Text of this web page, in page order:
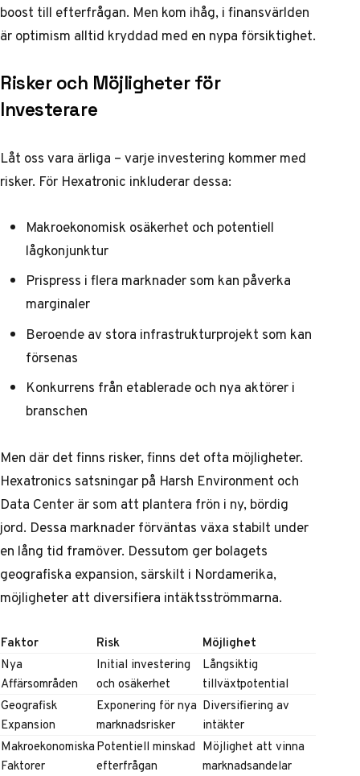
boost till efterfrågan. Men kom ihåg, i finansvärlden
är optimism alltid kryddad med en nypa försiktighet.
Risker och Möjligheter för
Investerare
Låt oss vara ärliga – varje investering kommer med
risker. För Hexatronic inkluderar dessa:
Makroekonomisk osäkerhet och potentiell
lågkonjunktur
Prispress i flera marknader som kan påverka
marginaler
Beroende av stora infrastrukturprojekt som kan
försenas
Konkurrens från etablerade och nya aktörer i
branschen
Men där det finns risker, finns det ofta möjligheter.
Hexatronics satsningar på Harsh Environment och
Data Center är som att plantera frön i ny, bördig
jord. Dessa marknader förväntas växa stabilt under
en lång tid framöver. Dessutom ger bolagets
geografiska expansion, särskilt i Nordamerika,
möjligheter att diversifiera intäktsströmmarna.
Faktor Risk
Möjlighet
Nya
Affärsområden
Initial investering
och osäkerhet
Långsiktig
tillväxtpotential
Geografisk
Expansion
Exponering för nya
marknadsrisker
Diversifiering av
intäkter
Makroekonomiska
Faktorer
Potentiell minskad
efterfrågan
Möjlighet att vinna
marknadsandelar